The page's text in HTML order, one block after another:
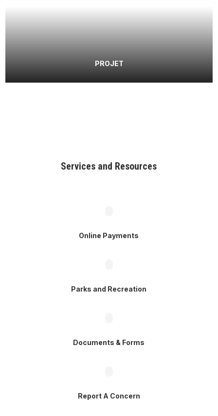
PROJET
Services and Resources
Online Payments
Parks and Recreation
Documents & Forms
Report A Concern